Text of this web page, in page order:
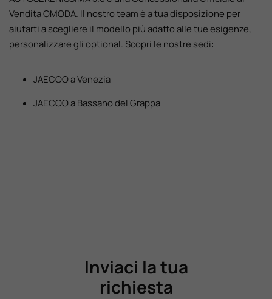
Vendita OMODA. Il nostro team è a tua disposizione per
aiutarti a scegliere il modello più adatto alle tue esigenze,
personalizzare gli optional. Scopri le nostre sedi:
JAECOO a Venezia
JAECOO a Bassano del Grappa
Inviaci la tua
richiesta